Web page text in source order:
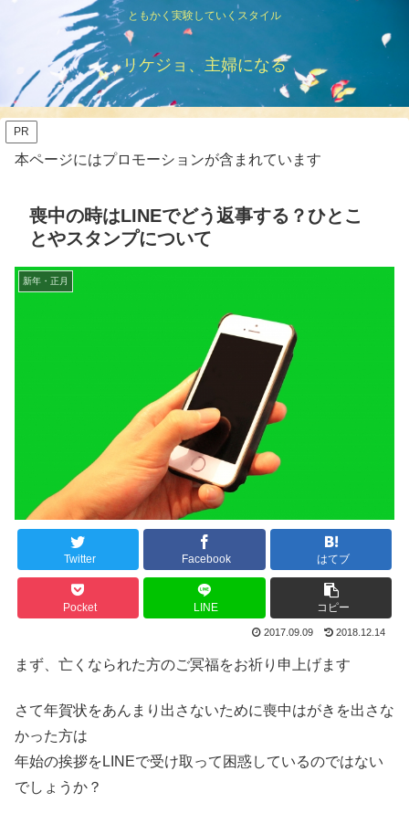
ともかく実験していくスタイル
リケジョ、主婦になる
PR
本ページにはプロモーションが含まれています
喪中の時はLINEでどう返事する？ひとこ
とやスタンプについて
新年・正月
Twitter Facebook はてブ
Pocket LINE コピー
2017.09.09 2018.12.14
まず、亡くなられた方のご冥福をお祈り申上げます
さて年賀状をあんまり出さないために喪中はがきを出さな
かった方は
年始の挨拶をLINEで受け取って困惑しているのではない
でしょうか？